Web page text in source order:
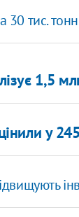
тис. тонн
1,5
у